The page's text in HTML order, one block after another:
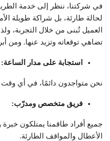
في شركتنا، ننظر إلى خدمة
لحالة طارئة، بل شراكة طويلة
العميل تُبنى من خلال التجربة،
تضاهي توقعاته وتزيد عنها. ومن
استجابة على مدار الساعة:
نحن متواجدون دائمًا، في أي
فريق متخصص ومدرّب:
جميع أفراد طاقمنا يمتلكون
الأعطال والمواقف الطارئة.